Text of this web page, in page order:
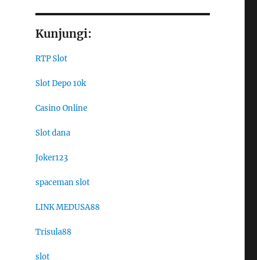
Kunjungi:
RTP Slot
Slot Depo 10k
Casino Online
Slot dana
Joker123
spaceman slot
LINK MEDUSA88
Trisula88
slot